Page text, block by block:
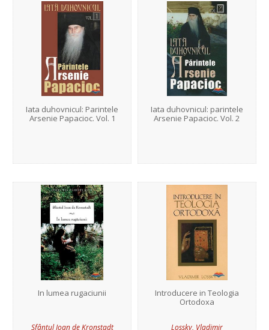
Iata duhovnicul: Parintele
Arsenie Papacioc. Vol. 1
Iata duhovnicul: parintele
Arsenie Papacioc. Vol. 2
In lumea rugaciunii
Sfântul Ioan de Kronstadt
Introducere in Teologia
Ortodoxa
Lossky, Vladimir